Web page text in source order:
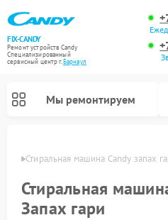
FIX-CANDY
Ремонт устройств Candy
Специализированный
cервисный центр г.Барнаул
Мы ремонтируем
Стиральная машина Candy запах
Стиральная
Запах гари